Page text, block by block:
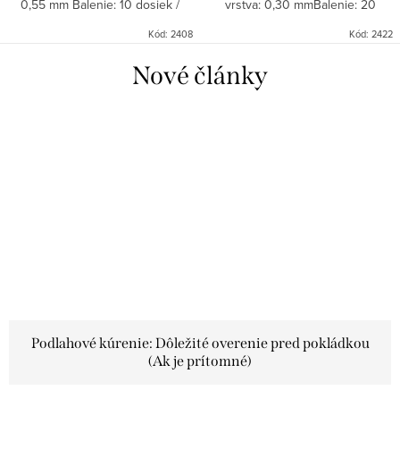
0,55 mm Balenie: 10 dosiek /
Kód: 2408
vrstva: 0,30 mmBalenie: 20
1,49 m² Objednávky len na celé
Kód: 2422
Nové články
Podlahové kúrenie: Dôležité overenie pred pokládkou
(Ak je prítomné)